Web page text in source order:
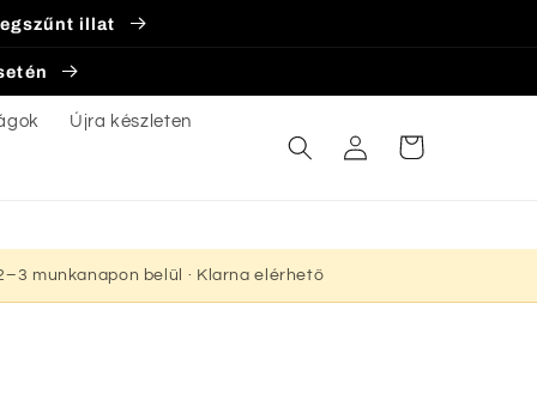
illat
Újra készleten
Bejelentkezés
Kosár
munkanapon belül · Klarna elérhető